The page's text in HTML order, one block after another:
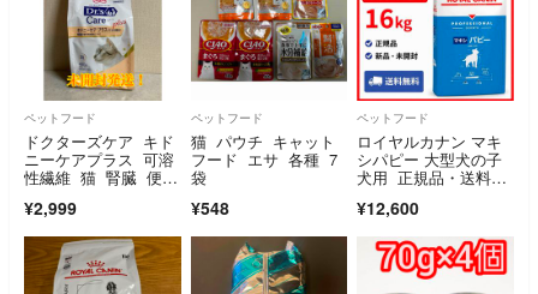
ペットフード
ドクターズケア キド
ニーケアプラス 可溶
性繊維 猫 腎臓 便
¥2,999
ペットフード
猫 パウチ キャット
フード エサ 各種 7
袋
¥548
ペットフード
ロイヤルカナン マキ
シパピー 大型犬の子
犬用 正規品・送料無
¥12,600